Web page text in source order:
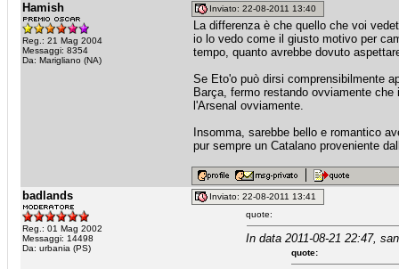
Hamish
Reg.: 21 Mag 2004
Messaggi: 8354
Da: Marigliano (NA)
Inviato: 22-08-2011 13:40
La differenza è che quello che voi
io lo vedo come il giusto motivo per
tempo, quanto avrebbe dovuto
Se Eto'o può dirsi comprensibilmente
Barça, fermo restando ovviamente
l'Arsenal ovviamente.
Insomma, sarebbe bello e romantico
pur sempre un Catalano proveniente
badlands
Reg.: 01 Mag 2002
Messaggi: 14498
Da: urbania (PS)
Inviato: 22-08-2011 13:41
quote:
In data 2011-08-21 22:47,
quote: